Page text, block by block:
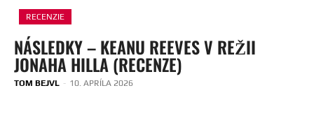
RECENZIE
NÁSLEDKY – KEANU REEVES V REŽII
JONAHA HILLA (RECENZE)
TOM BEJVL - 10. APRÍLA 2026